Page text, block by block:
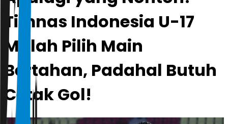
Timnas Indonesia U-17
Malah Pilih Main
Bertahan, Padahal Butuh
Cetak Gol!